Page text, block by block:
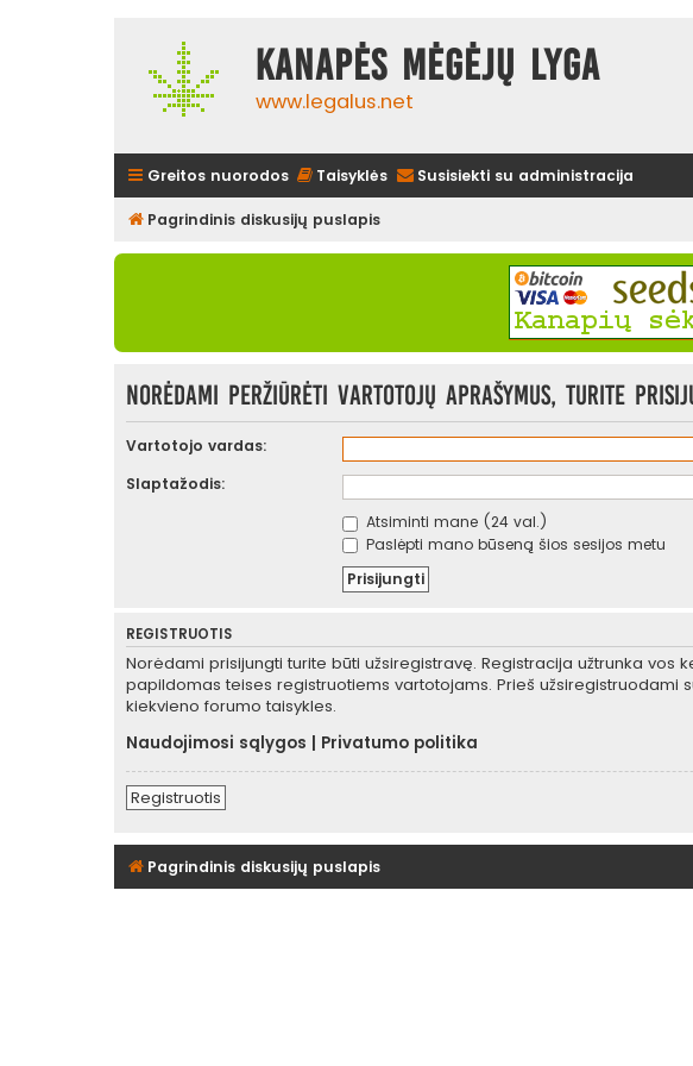
Kanapės mėgėjų lyga
www.legalus.net
Greitos nuorodos Taisyklės Susisiekti su administracija
Pagrindinis diskusijų puslapis
Norėdami peržiūrėti vartotojų aprašymus, turite
Vartotojo vardas:
Slaptažodis:
Atsiminti mane (24 val.)
Paslėpti mano būseną šios sesijos metu
REGISTRUOTIS
Norėdami prisijungti turite būti užsiregistravę. Registracija užtrunka
papildomas teises registruotiems vartotojams. Prieš užsiregistruodami
kiekvieno forumo taisykles.
Naudojimosi sąlygos
Privatumo politika
Registruotis
Pagrindinis diskusijų puslapis